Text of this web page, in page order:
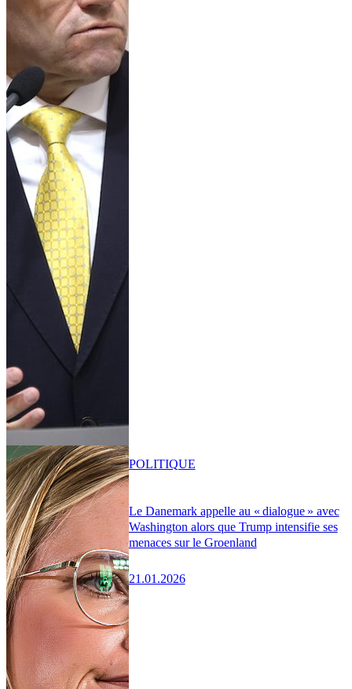
Le Danemark appelle au « dialogue » avec
Washington alors que Trump intensifie ses
menaces sur le Groenland
21.01.2026
POLITIQUE